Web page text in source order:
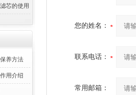
芯的使用
养方法
用介绍
您的姓名：
联系电话：
常用邮箱：